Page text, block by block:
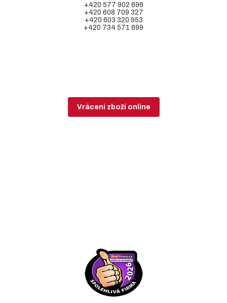
+420 577 902 696
+420 608 709 327
+420 603 320 953
+420 734 571 699
Vrácení zboží online